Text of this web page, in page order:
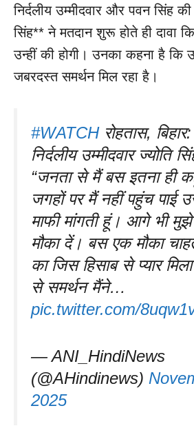
निर्दलीय उम्मीदवार और पवन सिंह की
सिंह** ने मतदान शुरू होते ही दावा
उन्हीं की होगी। उनका कहना है कि
जबरदस्त समर्थन मिल रहा है।
#WATCHरोहतास,
निर्दलीय उम्मीदवार ज्योति
“जनता से मैं बस इतना ही
जगहों पर मैं नहीं पहुंच पाई
माफी मांगती हूं। आगे भी
मौका दें। बस एक मौका
का जिस हिसाब से प्यार
से समर्थन मैंने…
pic.twitter.com/
— ANI_HindiNews
(@AHindinews)
2025